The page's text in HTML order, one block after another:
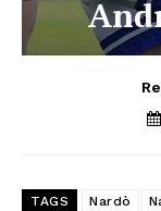
TAGS Nardò